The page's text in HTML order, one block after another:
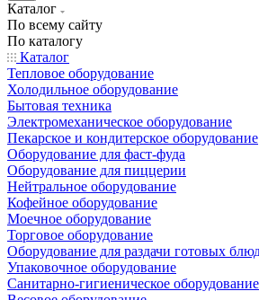
Каталог
По всему сайту
По каталогу
Каталог
Тепловое оборудование
Холодильное оборудование
Бытовая техника
Электромеханическое оборудование
Пекарское и кондитерское оборудование
Оборудование для фаст-фуда
Оборудование для пиццерии
Нейтральное оборудование
Кофейное оборудование
Моечное оборудование
Торговое оборудование
Оборудование для раздачи готовых
Упаковочное оборудование
Санитарно-гигиеническое оборудование